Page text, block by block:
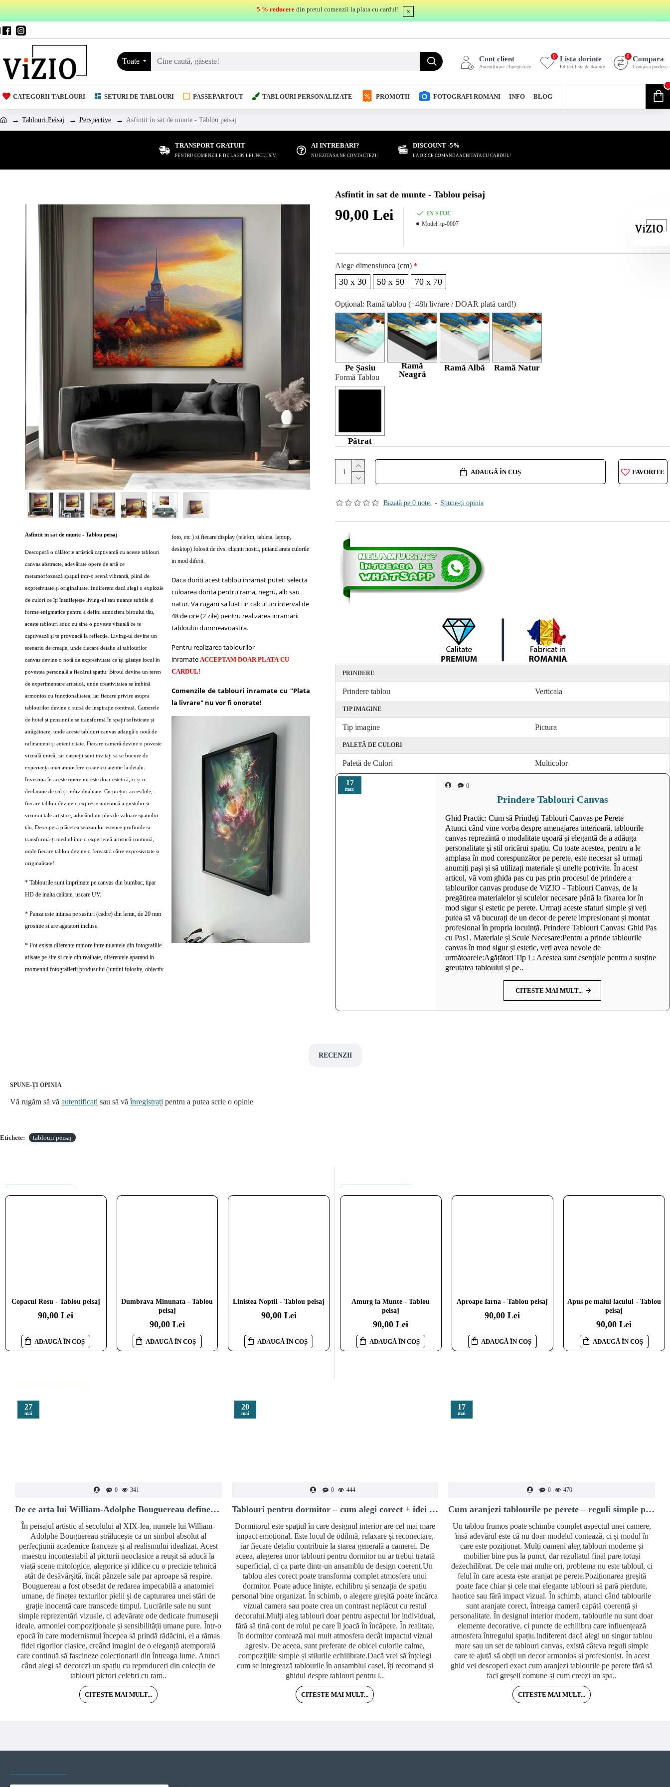
5 % reducere din pretul comenzii la plata cu cardul!
Toate Cont client
Autentificare / Inregistrare
Lista dorinte
Editati lista de dorinte
0 Compara
Compara produse
0
CATEGORII TABLOURI SETURI DE TABLOURI PASSEPARTOUT TABLOURI PERSONALIZATE PROMOTII FOTOGRAFI ROMANI INFO BLOG
Tablouri Peisaj Perspective Asfintit in sat de munte - Tablou peisaj
TRANSPORT GRATUIT
PENTRU COMENZILE DE LA 399 LEI INCLUSIV.
AI INTREBARI?
NU EZITA SA NE CONTACTEZI!
DISCOUNT -5%
LA ORICE COMANDA ACHITATA CU CARDUL!
Asfintit in sat de munte - Tablou peisaj
Descoperă o călătorie artistică captivantă cu aceste tablouri
canvas abstracte, adevărate opere de artă ce
metamorfozează spațiul într-o scenă vibrantă, plină de
expresivitate și originalitate. Indiferent dacă alegi o explozie
de culori ce îți însuflețește living-ul sau nuanțe subtile și
forme enigmatice pentru a defini atmosfera biroului tău,
aceste tablouri aduc cu sine o poveste vizuală ce te
captivează și te provoacă la reflecție. Living-ul devine un
scenariu de creație, unde fiecare detaliu al tablourilor
canvas devine o notă de expresivitate ce își găsește locul în
povestea personală a fiecărui spațiu. Biroul devine un teren
de experimentare artistică, unde creativitatea se îmbină
armonios cu funcționalitatea, iar fiecare privire asupra
tablourilor devine o sursă de inspirație continuă. Camerele
de hotel și pensiunile se transformă în spații sofisticate și
atrăgătoare, unde aceste tablouri canvas adaugă o notă de
rafinament și autenticitate. Fiecare cameră devine o poveste
vizuală unică, iar oaspeții sunt invitați să se bucure de
experiența unei atmosfere create cu atenție la detalii.
Investiția în aceste opere nu este doar estetică, ci și o
declarație de stil și individualitate. Cu prețuri accesibile,
fiecare tablou devine o expresie autentică a gustului și
viziunii tale artistice, aducând un plus de valoare spațiului
tău. Descoperă plăcerea senzațiilor estetice profunde și
transformă-ți mediul într-o experiență artistică continuă,
unde fiecare tablou devine o fereastră către expresivitate și
originalitate!
* Tablourile sunt imprimate pe canvas din bumbac, tipar
HD de inalta calitate, uscare UV.
* Panza este intinsa pe sasiuri (cadre) din lemn, de 20 mm
grosime si are agatatori incluse.
* Pot exista diferente minore intre nuantele din fotografiile
afisate pe site si cele din realitate, diferentele aparand in
momentul fotografierii produsului (lumini folosite, obiectiv
foto, etc.) si fiecare display (telefon, tableta, laptop,
desktop) folosit de dvs, clientii nostri, putand arata culorile
in mod diferit.
Daca doriti acest tablou inramat puteti selecta
culoarea dorita pentru rama, negru, alb sau
natur.Va rugam sa luati in calcul un interval de
48 de ore (2 zile) pentru realizarea inramarii
tabloului dumneavoastra.
Pentru realizarea tablourilor
inramate ACCEPTAM DOAR PLATA CU
CARDUL!
Comenzile de tablouri inramate cu "Plata
la livrare" nu vor fi onorate!
Asfintit in sat de munte - Tablou peisaj
Bazată pe 0 note. - Spune-ţi opinia
90,00 Lei
IN STOC
Model: tp-0007
Alege dimensiunea (cm)
30 x 30 50 x 50 70 x 70
Opțional: Ramă tablou (+48h livrare / DOAR plată card!)
Pe Șasiu
Ramă
Neagră
Ramă Albă Ramă Natur
Formă Tablou
Pătrat
ADAUGĂ ÎN COȘ FAVORITE
17
mar. 0
Prindere Tablouri Canvas
Ghid Practic: Cum să Prindeți Tablouri Canvas pe Perete
Atunci când vine vorba despre amenajarea interioară, tablourile
canvas reprezintă o modalitate ușoară și elegantă de a adăuga
personalitate și stil oricărui spațiu. Cu toate acestea, pentru a le
amplasa în mod corespunzător pe perete, este necesar să urmați
anumiți pași și să utilizați materiale și unelte potrivite. În acest
articol, vă vom ghida pas cu pas prin procesul de prindere a
tablourilor canvas produse de ViZIO - Tablouri Canvas, de la
pregătirea materialelor și sculelor necesare până la fixarea lor în
mod sigur și estetic pe perete. Urmați aceste sfaturi simple și veți
putea să vă bucurați de un decor de perete impresionant și montat
profesional în propria locuință. Prindere Tablouri Canvas: Ghid Pas
cu Pas1. Materiale și Scule Necesare:Pentru a prinde tablourile
canvas în mod sigur și estetic, veți avea nevoie de
următoarele:Agățători Tip L: Acestea sunt esențiale pentru a susține
greutatea tabloului și pe..
CITESTE MAI MULT...
PRINDERE
Prindere tablou Verticala
TIP IMAGINE
Tip imagine Pictura
PALETĂ DE CULORI
Paletă de Culori Multicolor
RECENZII
SPUNE-ŢI OPINIA
Vă rugăm să vă autentificați sau să văînregistrați pentru a putea scrie o opinie
Etichete: tablouri peisaj
Copacul Rosu - Tablou peisaj
90,00 Lei
ADAUGĂ ÎN COȘ
Dumbrava Minunata - Tablou
peisaj
90,00 Lei
ADAUGĂ ÎN COȘ
Linistea Noptii - Tablou peisaj
90,00 Lei
ADAUGĂ ÎN COȘ
O barca la apus - Tablou peisaj
110,00 Lei
ADAUGĂ ÎN COȘ
Moara de vant - Tablou peisaj
110,00 Lei
ADAUGĂ ÎN COȘ
Casuta din padure - Tablou
peisaj
90,00 Lei
ADAUGĂ ÎN COȘ
Amurg la Munte - Tablou
peisaj
90,00 Lei
ADAUGĂ ÎN COȘ
Aproape Iarna - Tablou peisaj
90,00 Lei
ADAUGĂ ÎN COȘ
Apus pe malul lacului - Tablou
peisaj
90,00 Lei
ADAUGĂ ÎN COȘ
27
mai
0 341
De ce arta lui William-Adolphe Bouguereau definește luxul clasic
În peisajul artistic al secolului al XIX-lea, numele lui William-
Adolphe Bouguereau strălucește ca un simbol absolut al
perfecțiunii academice franceze și al realismului idealizat. Acest
maestru incontestabil al picturii neoclasice a reușit să aducă la
viață scene mitologice, alegorice și idilice cu o precizie tehnică
atât de desăvârșită, încât pânzele sale par aproape să respire.
Bouguereau a fost obsedat de redarea impecabilă a anatomiei
umane, de finețea texturilor pielii și de capturarea unei stări de
grație inocentă care transcede timpul. Lucrările sale nu sunt
simple reprezentări vizuale, ci adevărate ode dedicate frumuseții
ideale, armoniei compoziționale și sensibilității umane pure. Într-o
epocă în care modernismul începea să prindă rădăcini, el a rămas
fidel rigorilor clasice, creând imagini de o eleganță atemporală
care continuă să fascineze colecționarii din întreaga lume. Atunci
când alegi să decorezi un spațiu cu reproduceri din colecția de
tablouri pictori celebri cu ram..
CITESTE MAI MULT...
20
mai
0 444
Tablouri pentru dormitor – cum alegi corect + idei moderne de decor
Dormitorul este spațiul în care designul interior are cel mai mare
impact emoțional. Este locul de odihnă, relaxare și reconectare,
iar fiecare detaliu contribuie la starea generală a camerei. De
aceea, alegerea unor tablouri pentru dormitor nu ar trebui tratată
superficial, ci ca parte dintr-un ansamblu de design coerent.Un
tablou ales corect poate transforma complet atmosfera unui
dormitor. Poate aduce liniște, echilibru și senzația de spațiu
personal bine organizat. În schimb, o alegere greșită poate încărca
vizual camera sau poate crea un contrast neplăcut cu restul
decorului.Mulți aleg tablouri doar pentru aspectul lor individual,
fără să țină cont de rolul pe care îl joacă în încăpere. În realitate,
în dormitor contează mai mult atmosfera decât impactul vizual
agresiv. De aceea, sunt preferate de obicei culorile calme,
compozițiile simple și stilurile echilibrate.Dacă vrei să înțelegi
cum se integrează tablourile în ansamblul casei, îți recomand și
ghidul despre tablouri pentru l..
CITESTE MAI MULT...
17
mai
0 470
Cum aranjezi tablourile pe perete – reguli simple pentru un decor modern și echilibrat
Un tablou frumos poate schimba complet aspectul unei camere,
însă adevărul este că nu doar modelul contează, ci și modul în
care este poziționat. Mulți oameni aleg tablouri moderne și
mobilier bine pus la punct, dar rezultatul final pare totuși
dezechilibrat. De cele mai multe ori, problema nu este tabloul, ci
felul în care acesta este aranjat pe perete.Poziționarea greșită
poate face chiar și cele mai elegante tablouri să pară pierdute,
haotice sau fără impact vizual. În schimb, atunci când tablourile
sunt aranjate corect, întreaga cameră capătă coerență și
personalitate. În designul interior modern, tablourile nu sunt doar
elemente decorative, ci puncte de echilibru care influențează
atmosfera întregului spațiu.Indiferent dacă alegi un singur tablou
mare sau un set de tablouri canvas, există câteva reguli simple
care te ajută să obții un decor armonios și profesionist. În acest
ghid vei descoperi exact cum aranjezi tablourile pe perete fără să
faci greșeli comune și cum creezi un spa..
CITESTE MAI MULT...